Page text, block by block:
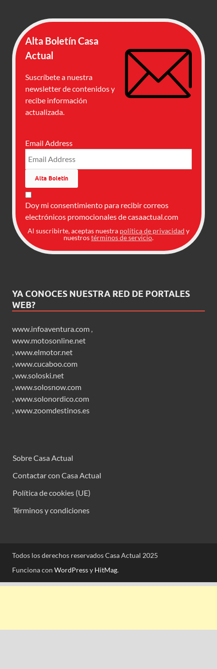
Alta Boletín Casa
Actual
Suscríbete a nuestra
newsletter de contenidos y
recibe información
actualizada.
Email Address
Doy mi consentimiento para recibir correos
electrónicos promocionales de casaactual.com
Al suscribirte, aceptas nuestra política de privacidad y
nuestrostérminos de servicio.
YA CONOCES NUESTRA RED DE PORTALES
WEB?
www.infoaventura.com ,
www.motosonline.net
,www.elmotor.net
,www.cucaboo.com
,ww.soloski.net
,www.solosnow.com
,www.solonordico.com
,www.zoomdestinos.es
Sobre Casa Actual
Contactar con Casa Actual
Política de cookies (UE)
Términos y condiciones
Todos los derechos reservados Casa Actual 2025
Funciona con WordPressy HitMag.